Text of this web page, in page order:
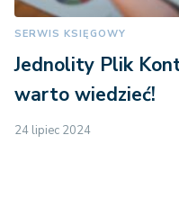
SERWIS KSIĘGOWY
Jednolity Plik
warto wiedzieć!
24 lipiec 2024